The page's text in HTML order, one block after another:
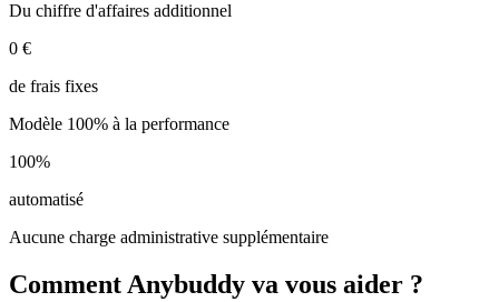
Du chiffre d'affaires additionnel
0 €
de frais fixes
Modèle 100% à la performance
100%
automatisé
Aucune charge administrative supplémentaire
Comment Anybuddy va vous aider ?